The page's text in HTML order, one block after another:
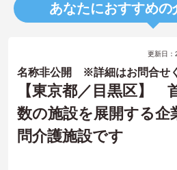
あなたにおすすめの
更新日
名称非公開 ※詳細はお問合せ
【東京都／目黒区】
数の施設を展開する企
問介護施設です